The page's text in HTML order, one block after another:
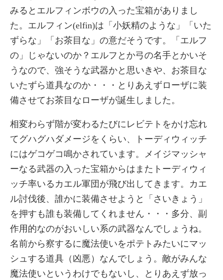
みるとエルフィンボウの入った宝箱がありまし
た。エルフィン(elfin)は「小妖精のような」「いた
ずらな」「お茶目な」の意だそうです。「エルフ
の」じゃないのか？エルフとか弓の名手とかいそ
うなので、強そうな武器かと思いきや、お茶目な
いたずら道具なのか・・・とりあえずローザに装
備させてお茶目なローザが誕生しました。
相変わらず階が変わるたびにレビテトをかけ忘れ
てグハグハダメージをくらい、トーディウィッチ
にはゲコゲコ鳴かされています。メイジマッシャ
ーなる武器の入った宝箱からはまたトーディウィ
ッチ率いるカエル軍団が飛び出してきます。カエ
ル討伐後、誰かに装備させようと「さいきょう」
を押すも誰も装備してくれません・・・多分、副
作用的なのがおいしい系の武器なんでしょうね。
名前から察するに魔法使いをポテトみたいにマッ
シュする道具（凶悪）なんでしょう。敵がみんな
魔法使いというわけでもないし、とりあえず放っ